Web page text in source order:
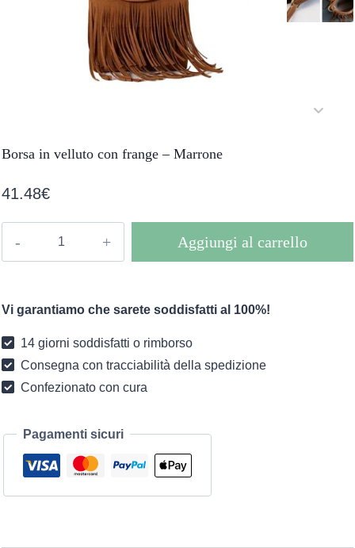
Borsa in velluto con frange – Marrone
41.48€
frange
Marrone
quantità
Aggiungi al carrello
Vi garantiamo che sarete soddisfatti al 100%!
14 giorni soddisfatti o rimborso
Consegna con tracciabilità della spedizione
Confezionato con cura
Pagamenti sicuri